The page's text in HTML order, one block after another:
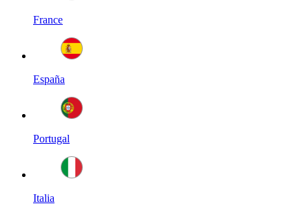
France
España
Portugal
Italia